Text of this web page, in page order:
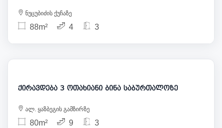
ნუცუბიძის ქუჩაზე
88m² 4 3
1 000
ქირავდება 3 ოთახიანი ბინა საბურთალოზე
ალ. ყაზბეგის გამზირზე
80m² 9 3